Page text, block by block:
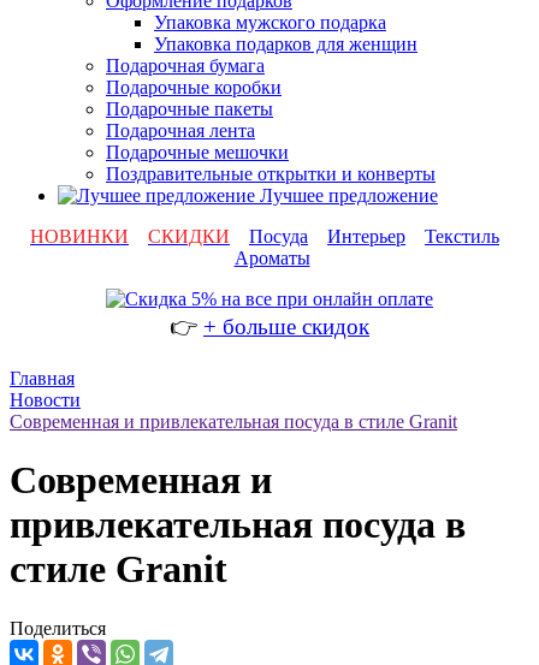
Упаковка мужского подарка
Упаковка подарков для женщин
Подарочная бумага
Подарочные коробки
Подарочные пакеты
Подарочная лента
Подарочные мешочки
Поздравительные открытки и конверты
Лучшее предложение
НОВИНКИ
СКИДКИ Посуда Интерьер
Текстиль
Ароматы
👉 + больше скидок
Главная
Новости
Современная и привлекательная посуда в стиле Granit
Современная и
привлекательная посуда в
стиле Granit
Поделиться